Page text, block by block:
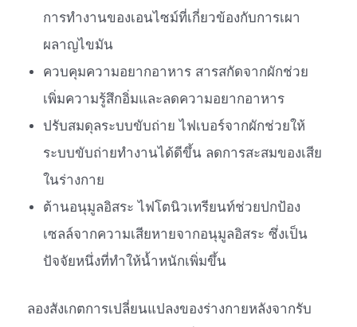
การทำงานของเอนไซม์ที่เกี่ยวข้องกับการเผา
ผลาญไขมัน
ควบคุมความอยากอาหาร สารสกัดจากผักช่วย
เพิ่มความรู้สึกอิ่มและลดความอยากอาหาร
ปรับสมดุลระบบขับถ่าย ไฟเบอร์จากผักช่วยให้
ระบบขับถ่ายทำงานได้ดีขึ้น ลดการสะสมของเสีย
ในร่างกาย
ต้านอนุมูลอิสระ ไฟโตนิวเทรียนท์ช่วยปกป้อง
เซลล์จากความเสียหายจากอนุมูลอิสระ ซึ่งเป็น
ปัจจัยหนึ่งที่ทำให้น้ำหนักเพิ่มขึ้น
ลองสังเกตการเปลี่ยนแปลงของร่างกายหลังจากรับ